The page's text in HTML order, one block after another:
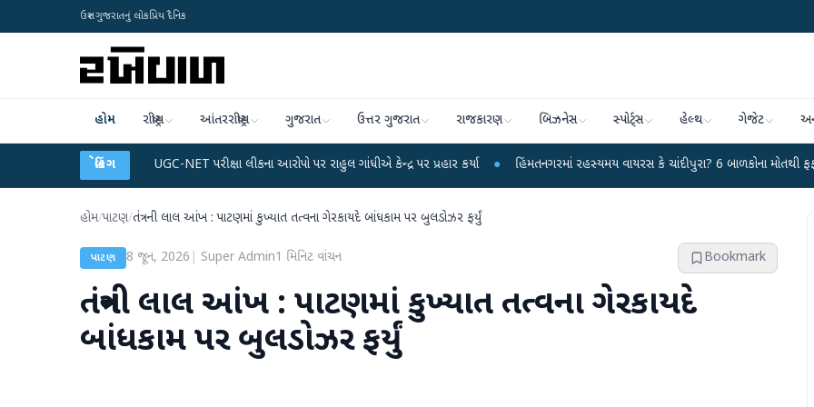
ઉત્તર ગુજરાતનું લોકપ્રિય દૈનિક
હોમ રાષ્ટ્રીય આંતરરાષ્ટ્રીય ગુજરાત ઉત્તર ગુજરાત રાજકારણ બિઝનેસ સ્પોર્ટ્સ હેલ્થ ગેજેટ
બ્રેકિંગ
UGC-NET પરીક્ષા લીકના આરોપો પર રાહુલ ગાંધીએ કેન્દ્ર પર પ્રહાર કર્યા ● હિંમતનગરમાં રહસ્યમય વાયરસ કે ચાંદીપુરા? 6 બાળકોના મોતથી ફફડાટ ●
હોમ/પાટણ/તંત્રની લાલ આંખ : પાટણમાં કુખ્યાત તત્વના ગેરકાયદે બાંધકામ પર બુલડોઝર ફર્યું
પાટણ 8 જૂન, 2026 Super Admin1 મિનિટ વાંચન Bookmark
તંત્રની લાલ આંખ : પાટણમાં કુખ્યાત તત્વના ગેરકાયદે
બાંધકામ પર બુલડોઝર ફર્યું